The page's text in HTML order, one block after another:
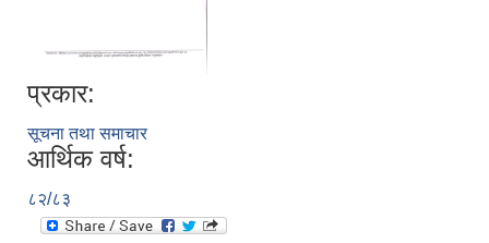
प्रकार:
सूचना तथा समाचार
आर्थिक वर्ष:
८२/८३